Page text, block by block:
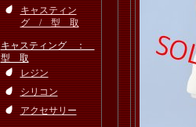
キャスティン
グ / 型 取
キャスティング ：
型 取
レジン
シリコン
アクセサリー